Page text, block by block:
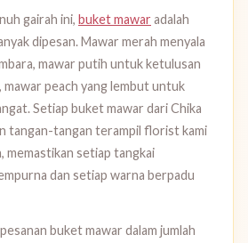
gairah ini, buket mawar adalah
dipesan. Mawar merah menyala
mawar putih untuk ketulusan
peach yang lembut untuk
Setiap buket mawar dari Chika
tangan-tangan terampil florist kami
memastikan setiap tangkai
dan setiap warna berpadu
buket mawar dalam jumlah